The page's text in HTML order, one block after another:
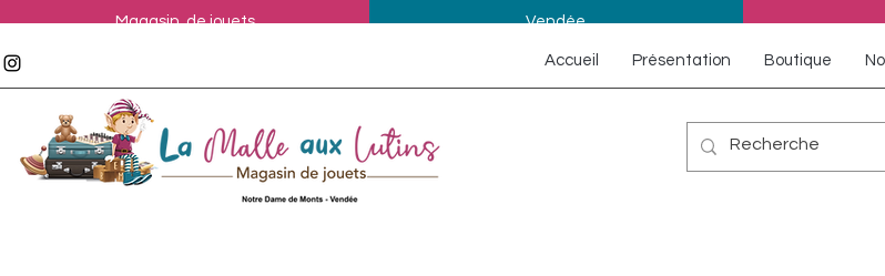
Magasin de jouets Vendée
Accueil Présentation Boutique